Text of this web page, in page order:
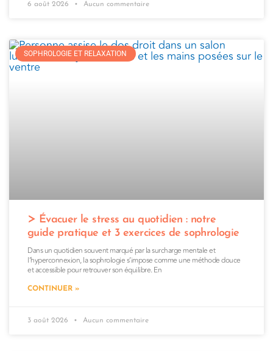
6 août 2026 Aucun commentaire
SOPHROLOGIE ET RELAXATION
Évacuer le stress au quotidien : notre
guide pratique et 3 exercices de sophrologie
Dans un quotidien souvent marqué par la surcharge mentale et
l’hyperconnexion, la sophrologie s’impose comme une méthode douce
et accessible pour retrouver son équilibre. En
CONTINUER »
3 août 2026 Aucun commentaire